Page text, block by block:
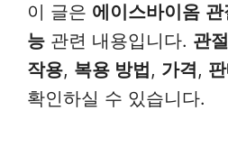
이 글은 에이스바이옴
능 관련 내용입니다. 관
작용, 복용 방법, 가격,
확인하실 수 있습니다.